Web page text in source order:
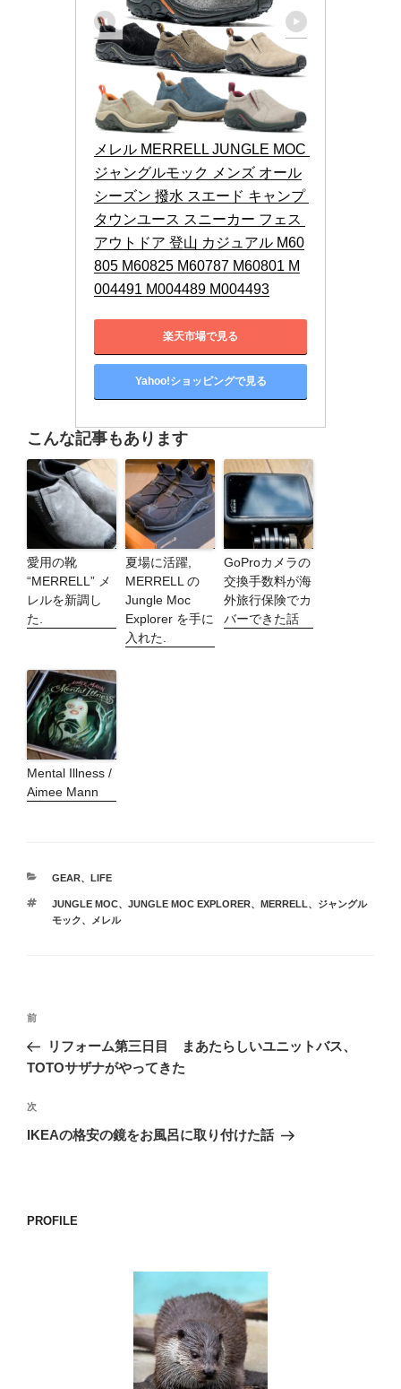
メレル MERRELL JUNGLE MOC
ジャングルモック メンズ オール
シーズン 撥水 スエード キャンプ
タウンユース スニーカー フェス
アウトドア 登山 カジュアル M60
805 M60825 M60787 M60801 M
004491 M004489 M004493
楽天市場で見る
Yahoo!ショッピングで見る
こんな記事もあります
愛用の靴
“MERRELL” メ
レルを新調し
た.
夏場に活躍,
MERRELL の
Jungle Moc
Explorer を手に
入れた.
GoProカメラの
交換手数料が海
外旅行保険でカ
バーできた話
Mental Illness /
Aimee Mann
カ
ゴ
リ
GEAR、 LIFE
タ
グ
JUNGLE MOC、 JUNGLE MOC EXPLORER、 MERRELL、
ジャングル
モック、 メレル
投
ナ
ゲ
ー
前
の
投
前
リフォーム第三日目 まあたらしいユニットバス、
TOTOサザナがやってきた
次
の
次
IKEAの格安の鏡をお風呂に取り付けた話
PROFILE